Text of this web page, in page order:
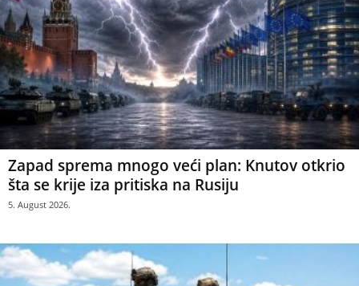
Zapad sprema mnogo veći plan: Knutov otkrio
šta se krije iza pritiska na Rusiju
5. August 2026.